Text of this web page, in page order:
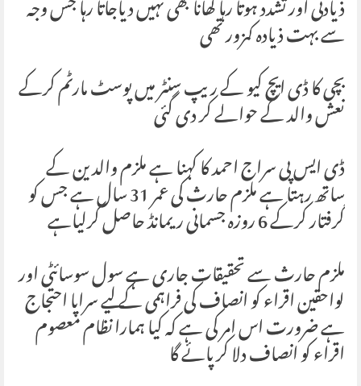
ذیادتی اور تشدد ہوتا رہا کھانا بھی نہیں دیاجاتا رہا جس وجہ
سے بہت ذیادہ کمزور تھی
بچی کا ڈی ایچ کیو کے ریپ سنٹر میں پوسٹ مارٹم کرکے
نعش والد کے حوالے کر دی گئی
ڈی ایس پی سراج احمد کا کہنا ہے ملزم والدین کے
ساتھ رہتا ہے ملزم حارث کی عمر 31 سال ہے جس کو
گرفتار کرکے 6 روزہ جسمانی ریمانڈ حاصل کرلیاہے
ملزم حارث سے تحقیقات جاری ہے سول سوسائٹی اور
لواحقین اقراء کو انصاف کی فراہمی کے لیے سراپا احتجاج
ہے ضرورت اس امر کی ہے کہ کیا ہمارا نظام معصوم
اقراء کو انصاف دلا کر پائے گا